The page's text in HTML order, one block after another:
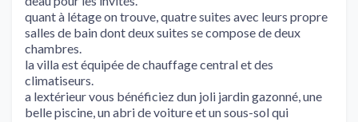
quant à létage on trouve, quatre suites avec leurs propre
salles de bain dont deux suites se compose de deux
chambres.
la villa est équipée de chauffage central et des
climatiseurs.
a lextérieur vous bénéficiez dun joli jardin gazonné, une
belle piscine, un abri de voiture et un sous-sol qui